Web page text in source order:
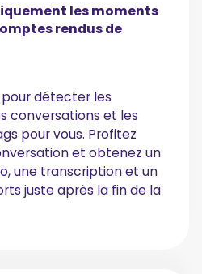
les moments
rendus de
détecter les
conversations et les
pour vous. Profitez
et obtenez un
une transcription et un
juste après la fin de la